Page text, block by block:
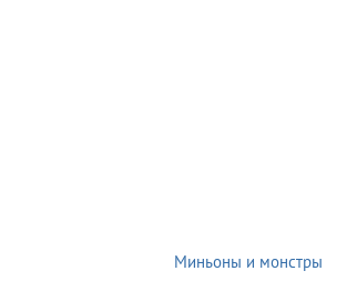
Миньоны и монстры